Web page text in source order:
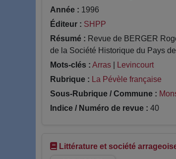
Année : 1996
Éditeur : SHPP
Résumé : Revue de BERGER
de la Société Historique du Pays
Mots-clés : Arras
Levincourt
Rubrique : La Pévèle française
Sous-Rubrique / Commune :
Indice / Numéro de revue : 40
Littérature et société